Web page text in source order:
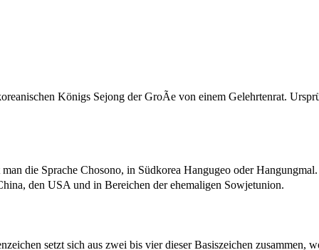
Königs Sejong der GroÃe von einem Gelehrtenrat.
die Sprache Chosono, in Südkorea Hangugeo oder
den USA und in Bereichen der ehemaligen Sowjetunion.
setzt sich aus zwei bis vier dieser Basiszeichen zusammen,